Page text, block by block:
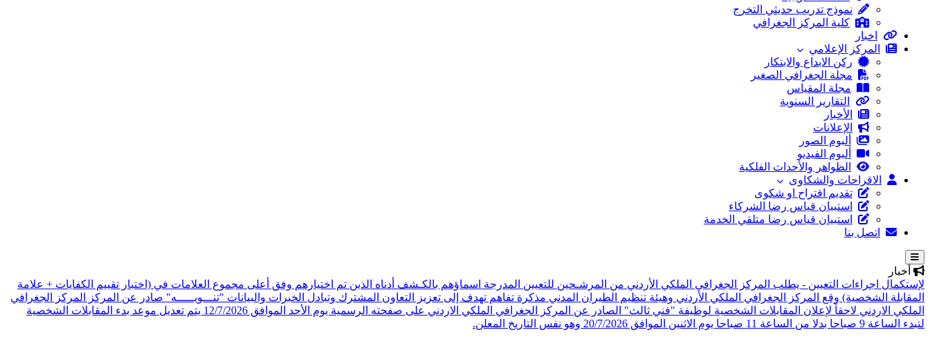
نموذج تدريب حديثي التخرج
كلية المركز الجغرافي
اخبار
المركز الإعلامي
ركن الابداع والابتكار
مجلة الجغرافي الصغير
مجلة المقياس
التقارير السنوية
الأخبار
الإعلانات
ألبوم الصور
ألبوم الفيديو
الظواهر والأحداث الفلكية
الاقراحات والشكاوى
تقديم اقتراح او شكوى
استبيان قياس رضا الشركاء
استبيان قياس رضا متلقي الخدمة
اتصل بنا
أخبار
لإستكمال اجراءات التعيين - يطلب المركز الجغرافي الملكي الأردني من المرشـحين للتعيين المدرجة اسماؤهم بالكـشف أدناه الذين تم اختيارهم وفق أعلى مجموع العلامات في (اختبار تقييم الكفايات + علامة
المقابلة الشخصية) وقع المركز الجغرافي الملكي الأردني وهيئة تنظيم الطيران المدني مذكرة تفاهم تهدف إلى تعزيز التعاون المشترك وتبادل الخبرات والبيانات "تنـــويـــــه" صادر عن المركز المركز الجغرافي
الملكي الاردني لاحقاً لإعلان المقابلات الشخصية لوظيفة "فني ثالث" الصادر عن المركز الجغرافي الملكي الاردني على صفحته الرسمية يوم الأحد الموافق 12/7/2026 يتم تعديل موعد بدء المقابلات الشخصية
لتبدء الساعة 9 صباحا بدلا من الساعة 11 صباحا يوم الاثنين الموافق 20/7/2026 وهو نفس التاريخ المعلن.